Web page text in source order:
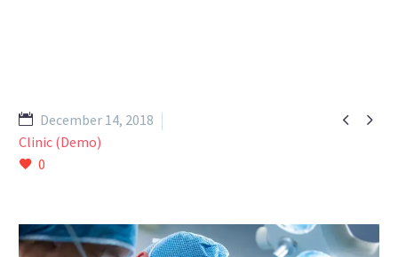
 
December 14, 2018
Clinic (Demo)
0